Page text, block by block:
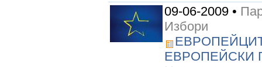
09-06-2009 •
Избори
ЕВРОПЕЙСКИ